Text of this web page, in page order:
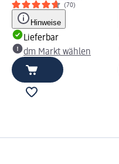
(70)
Hinweise
Lieferbar
dm Markt wählen